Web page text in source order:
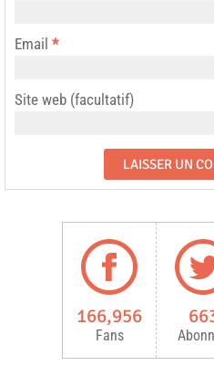
Email *
Site web (facultatif)
166,956
Fans